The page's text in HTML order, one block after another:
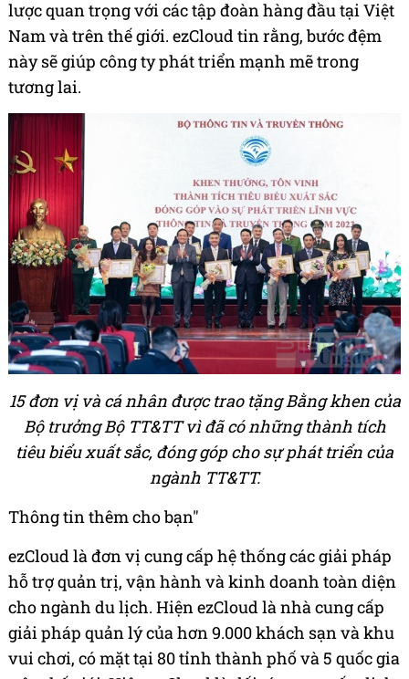
lược quan trọng với các tập đoàn hàng đầu tại Việt
Nam và trên thế giới. ezCloud tin rằng, bước đệm
này sẽ giúp công ty phát triển mạnh mẽ trong
tương lai.
15 đơn vị và cá nhân được trao tặng Bằng khen của
Bộ trưởng Bộ TT&TT vì đã có những thành tích
tiêu biểu xuất sắc, đóng góp cho sự phát triển của
ngành TT&TT.
Thông tin thêm cho bạn"
ezCloud là đơn vị cung cấp hệ thống các giải pháp
hỗ trợ quản trị, vận hành và kinh doanh toàn diện
cho ngành du lịch. Hiện ezCloud là nhà cung cấp
giải pháp quản lý của hơn 9.000 khách sạn và khu
vui chơi, có mặt tại 80 tỉnh thành phố và 5 quốc gia